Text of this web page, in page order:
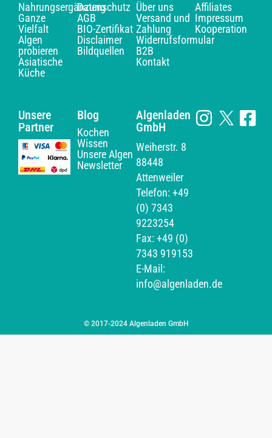
Nahrungsergänzung
Ganze
Vielfalt
Algen
probieren
Asiatische
Küche
Datenschutz
AGB
BIO-Zertifikat
Disclaimer
Bildquellen
Über uns
Versand und
Zahlung
Widerrufsformular
B2B
Kontakt
Affiliates
Impressum
Kooperation
Unsere
Partner
Blog
Kochen
Wissen
Unsere Algen
Newsletter
Algenladen
GmbH
Weiherstr. 8
88448
Attenweiler
Telefon: +49
(0) 7343
9223254
Fax: +49 (0)
7343 919153
E-Mail:
info@algenladen.de
© 2017-2024 Algenladen GmbH